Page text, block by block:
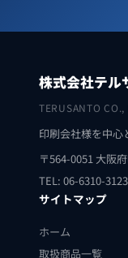
株式会社テル
TERUSANTO CO.,
印刷会社様を中心
〒564-0051 大阪
TEL: 06-6310-
サイトマップ
ホーム
取扱商品一覧